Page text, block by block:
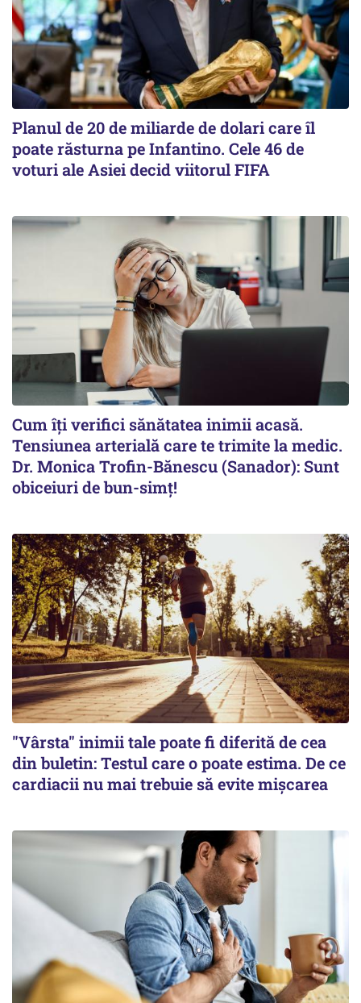
Planul de 20 de miliarde de dolari care îl
poate răsturna pe Infantino. Cele 46 de
voturi ale Asiei decid viitorul FIFA
Cum îți verifici sănătatea inimii acasă.
Tensiunea arterială care te trimite la medic.
Dr. Monica Trofin-Bănescu (Sanador): Sunt
obiceiuri de bun-simț!
"Vârsta" inimii tale poate fi diferită de cea
din buletin: Testul care o poate estima. De ce
cardiacii nu mai trebuie să evite mișcarea